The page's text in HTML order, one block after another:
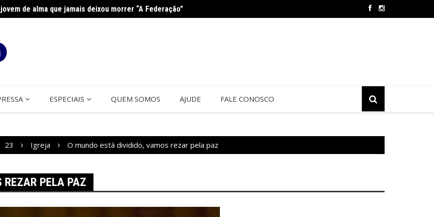
de alma que jamais deixou morrer “A Federação”
ESPECIAIS QUEM SOMOS AJUDE FALE CONOSCO
23 Igreja O mundo está dividido, vamos rezar pela paz
REZAR PELA PAZ